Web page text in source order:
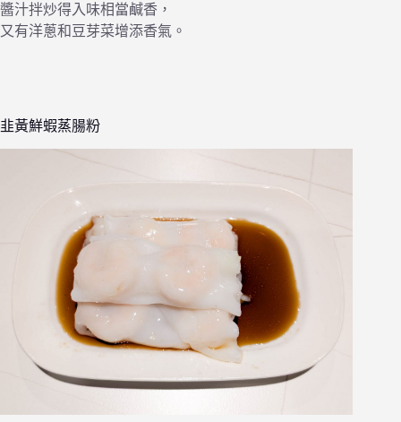
醬汁拌炒得入味相當鹹香，
又有洋蔥和豆芽菜增添香氣。
韭黃鮮蝦蒸腸粉